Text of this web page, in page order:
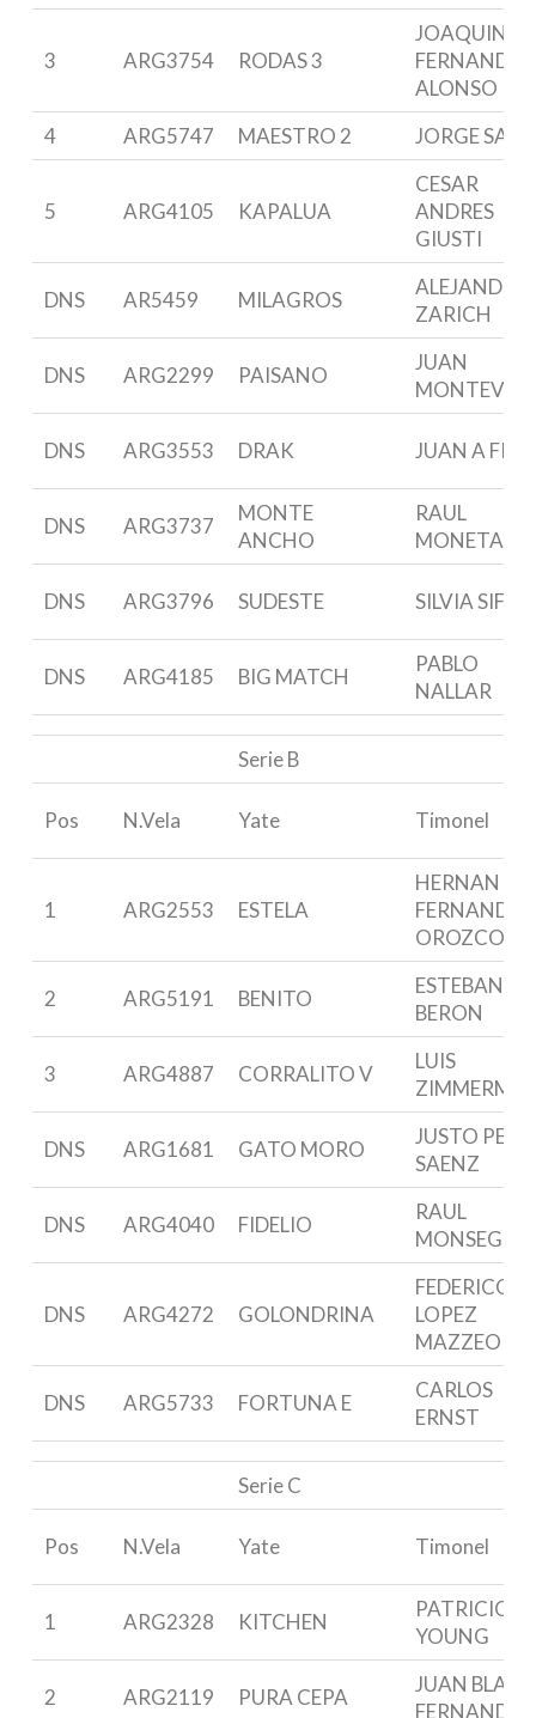
3 ARG3754 RODAS 3
JOAQUIN
FERNANDEZ
ALONSO
4
ARG5747 MAESTRO 2 JORGE
5 ARG4105 KAPALUA
CESAR
ANDRES
GIUSTI
DNS AR5459 MILAGROS
ALEJANDRO
ZARICH
DNS ARG2299 PAISANO
JUAN
DNS ARG3553 DRAK JUAN A
DNS ARG3737
MONTE
ANCHO
RAUL
MONETA
DNS ARG3796 SUDESTE SILVIA
DNS ARG4185 BIG MATCH
PABLO
NALLAR
Serie B
Pos N.Vela Yate Timonel
1 ARG2553 ESTELA
HERNAN
FERNANDEZ
OROZCO
2 ARG5191 BENITO
ESTEBAN
BERON
3 ARG4887 CORRALITO V
LUIS
DNS ARG1681 GATO MORO
JUSTO
SAENZ
DNS ARG4040 FIDELIO
RAUL
MONSEGUR
DNS ARG4272 GOLONDRINA
FEDERICO
LOPEZ
MAZZEO
DNS ARG5733 FORTUNA E
CARLOS
ERNST
Serie C
Pos N.Vela Yate Timonel
1 ARG2328 KITCHEN
PATRICIO
YOUNG
2 ARG2119 PURA CEPA
JUAN BLAS
FERNANDEZ